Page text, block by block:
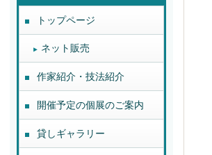
トップページ
ネット販売
作家紹介・技法紹介
開催予定の個展のご案内
貸しギャラリー